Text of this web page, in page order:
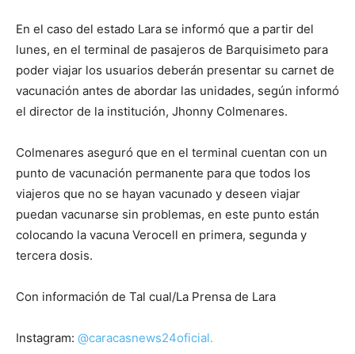
En el caso del estado Lara se informó que a partir del
lunes, en el terminal de pasajeros de Barquisimeto para
poder viajar los usuarios deberán presentar su carnet de
vacunación antes de abordar las unidades, según informó
el director de la institución, Jhonny Colmenares.
Colmenares aseguró que en el terminal cuentan con un
punto de vacunación permanente para que todos los
viajeros que no se hayan vacunado y deseen viajar
puedan vacunarse sin problemas, en este punto están
colocando la vacuna Verocell en primera, segunda y
tercera dosis.
Con información de Tal cual/La Prensa de Lara
Instagram: @caracasnews24oficial.